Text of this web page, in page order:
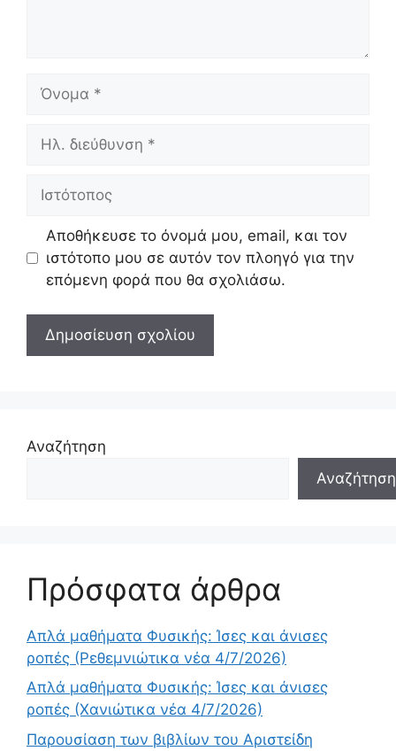
Όνομα
Ηλ.
Ιστότοπος
Αποθήκευσε το όνομά μου, email, και τον
ιστότοπο μου σε αυτόν τον πλοηγό για την
επόμενη φορά που θα σχολιάσω.
Αναζήτηση
Αναζήτηση
Πρόσφατα άρθρα
Απλά μαθήματα Φυσικής: Ίσες και άνισες
ροπές (Ρεθεμνιώτικα νέα 4/7/2026)
Απλά μαθήματα Φυσικής: Ίσες και άνισες
ροπές (Χανιώτικα νέα 4/7/2026)
Παρουσίαση των βιβλίων του Αριστείδη